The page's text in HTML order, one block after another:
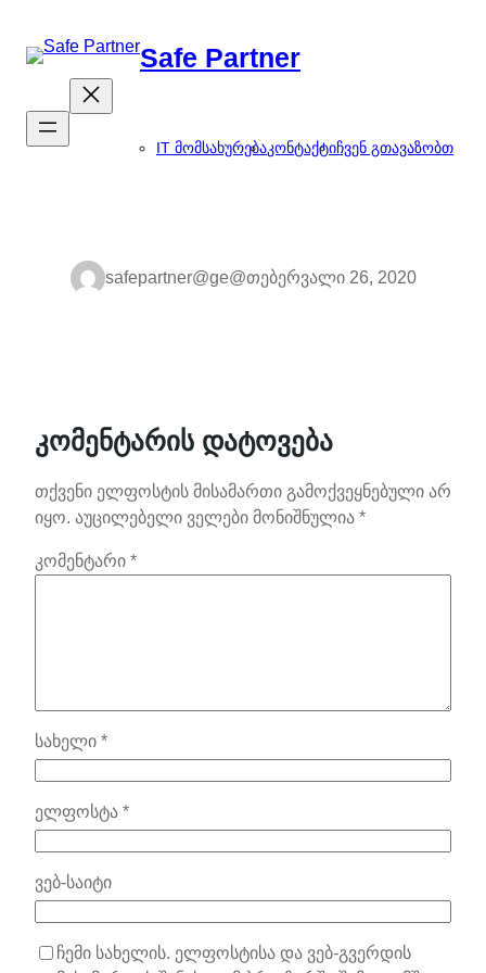
გადასვლა
Safe Partner
IT მომსახურებაკონტაქტიჩვენ გთავაზობთ
safepartner@ge@თებერვალი 26, 2020
კომენტარის დატოვება
თქვენი ელფოსტის მისამართი გამოქვეყნებული არ
იყო. აუცილებელი ველები მონიშნულია *
კომენტარი *
სახელი *
ელფოსტა *
ვებ-საიტი
ჩემი სახელის. ელფოსტისა და ვებ-გვერდის